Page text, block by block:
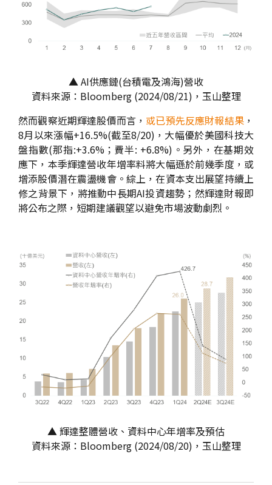
▲ AI供應鏈(台積電及鴻海)營收
資料來源：Bloomberg (2024/08/21)，玉山整理
然而觀察近期輝達股價而言， 或已預先反應財報結果 ，
8月以來漲幅+16.5%(截至8/20)，大幅優於美國科技大
盤指數(那指:+3.6%；費半: +6.8%)。另外，在基期效
應下，本季輝達營收年增率料將大幅遜於前幾季度，或
增添股價潛在震盪機會。綜上，在資本支出展望持續上
修之背景下，將推動中長期AI投資趨勢；然輝達財報即
將公布之際，短期建議觀望以避免市場波動劇烈。
▲ 輝達整體營收、資料中心年增率及預估
資料來源：Bloomberg (2024/08/20)，玉山整理